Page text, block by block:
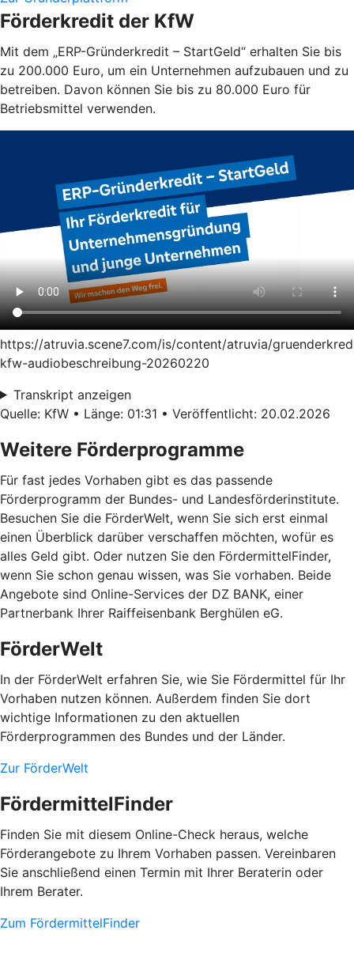
Förderkredit der KfW
Mit dem „ERP-Gründerkredit – StartGeld“ erhalten Sie bis
zu 200.000 Euro, um ein Unternehmen aufzubauen und zu
betreiben. Davon können Sie bis zu 80.000 Euro für
Betriebsmittel verwenden.
https://atruvia.scene7.com/is/content/atruvia/
kfw-audiobeschreibung-20260220
Transkript anzeigen
Quelle: KfW • Länge: 01:31 • Veröffentlicht: 20.02.2026
Weitere Förderprogramme
Für fast jedes Vorhaben gibt es das passende
Förderprogramm der Bundes- und Landesförderinstitute.
Besuchen Sie die FörderWelt, wenn Sie sich erst einmal
einen Überblick darüber verschaffen möchten, wofür es
alles Geld gibt. Oder nutzen Sie den FördermittelFinder,
wenn Sie schon genau wissen, was Sie vorhaben. Beide
Angebote sind Online-Services der DZ BANK, einer
Partnerbank Ihrer Raiffeisenbank Berghülen eG.
FörderWelt
In der FörderWelt erfahren Sie, wie Sie Fördermittel für Ihr
Vorhaben nutzen können. Außerdem finden Sie dort
wichtige Informationen zu den aktuellen
Förderprogrammen des Bundes und der Länder.
Zur FörderWelt
FördermittelFinder
Finden Sie mit diesem Online-Check heraus, welche
Förderangebote zu Ihrem Vorhaben passen. Vereinbaren
Sie anschließend einen Termin mit Ihrer Beraterin oder
Ihrem Berater.
Zum FördermittelFinder